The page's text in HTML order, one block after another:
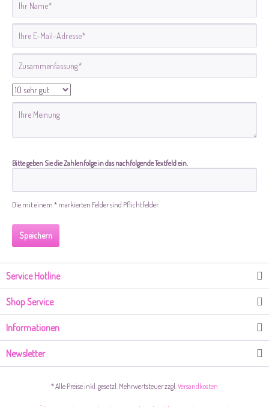
Bitte geben Sie die Zahlenfolge in das nachfolgende Textfeld ein.
Die mit einem * markierten Felder sind Pflichtfelder.
Speichern
Service Hotline
Shop Service
Informationen
Newsletter
* Alle Preise inkl. gesetzl. Mehrwertsteuer zzgl.Versandkosten